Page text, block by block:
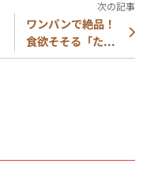
ワンパンで絶品！
食欲そそる「た...